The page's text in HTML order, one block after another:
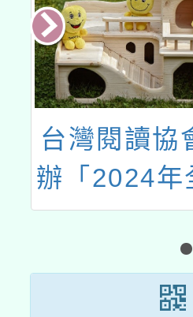
台灣閱讀協
辦「2024年
英文創意說